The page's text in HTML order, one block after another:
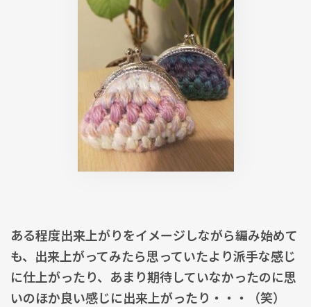
ある程度出来上がりをイメージしながら編み始めて
も、出来上がってみたら思っていたより派手な感じ
に仕上がったり、あまり期待していなかったのに思
いのほか良い感じに出来上がったり・・・（笑）